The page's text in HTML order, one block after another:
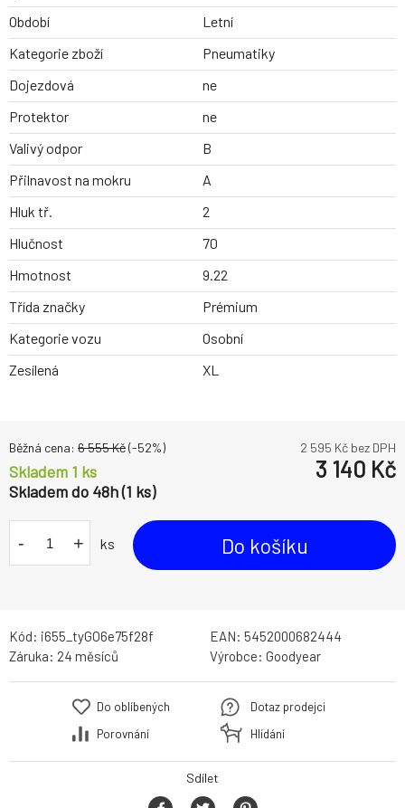
Období
Letní
Kategorie zboží
Pneumatiky
Dojezdová
ne
Protektor
ne
Valivý odpor
B
Přilnavost na mokru
A
Hluk tř.
2
Hlučnost
70
Hmotnost
9.22
Třída značky
Prémium
Kategorie vozu
Osobní
Zesílená
XL
Běžná cena: 6 555Kč(-52%) 2 595 Kč bez DPH
Skladem 1 ks
Skladem do 48h (1 ks)
3 140 Kč
- + ks Do košíku
Kód: i655_tyGO6e75f28f EAN: 5452000682444
Záruka: 24 měsíců Výrobce: Goodyear
Do oblíbených
Porovnání
Dotaz prodejci
Hlídání
Sdílet